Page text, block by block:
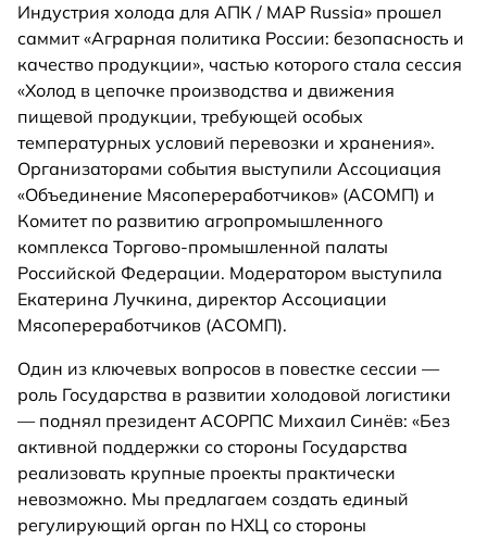
Индустрия холода для АПК / МАР Russia» прошел
саммит «Аграрная политика России: безопасность и
качество продукции», частью которого стала сессия
«Холод в цепочке производства и движения
пищевой продукции, требующей особых
температурных условий перевозки и хранения».
Организаторами события выступили Ассоциация
«Объединение Мясопереработчиков» (АСОМП) и
Комитет по развитию агропромышленного
комплекса Торгово-промышленной палаты
Российской Федерации. Модератором выступила
Екатерина Лучкина, директор Ассоциации
Мясопереработчиков (АСОМП).
Один из ключевых вопросов в повестке сессии —
роль Государства в развитии холодовой логистики
— поднял президент АСОРПС Михаил Синёв: «Без
активной поддержки со стороны Государства
реализовать крупные проекты практически
невозможно. Мы предлагаем создать единый
регулирующий орган по НХЦ со стороны